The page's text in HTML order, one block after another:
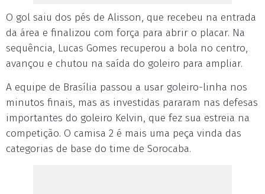
O gol saiu dos pés de Alisson, que recebeu na entrada
da área e finalizou com força para abrir o placar. Na
sequência, Lucas Gomes recuperou a bola no centro,
avançou e chutou na saída do goleiro para ampliar.
A equipe de Brasília passou a usar goleiro-linha nos
minutos finais, mas as investidas pararam nas defesas
importantes do goleiro Kelvin, que fez sua estreia na
competição. O camisa 2 é mais uma peça vinda das
categorias de base do time de Sorocaba.